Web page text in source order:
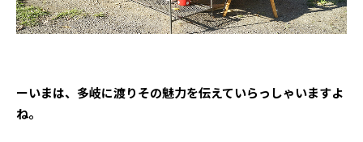
ーいまは、多岐に渡りその魅力を伝えていらっしゃいますよ
ね。